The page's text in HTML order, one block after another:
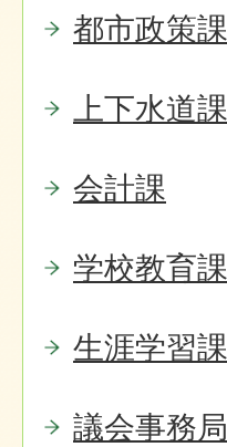
都市政策課
上下水道課
会計課
学校教育課
生涯学習課
議会事務局